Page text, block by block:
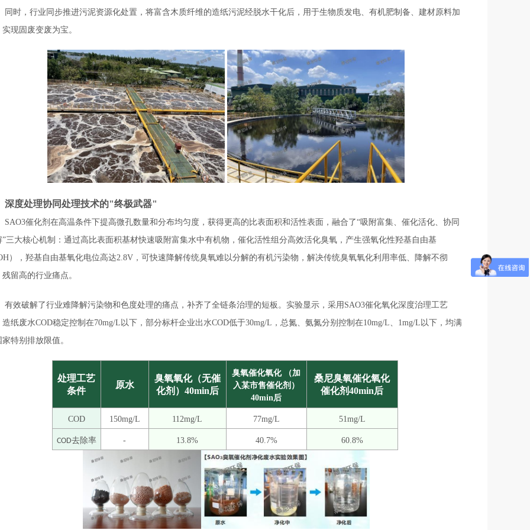
同时，行业同步推进污泥资源化处置，将富含木质纤维的造纸污泥经脱水干化后，用于生物质发电、有机肥制备、建材原料加
现固废变废为宝。
深度处理协同处理技术的"终极武器"
SAO3催化剂在高温条件下提高微孔数量和分布均匀度，获得更高的比表面积和活性表面，融合了“吸附富集、催化活化、协同
”三大核心机制：通过高比表面积基材快速吸附富集水中有机物，催化活性组分高效活化臭氧，产生强氧化性羟基自由基
），羟基自由基氧化电位高达2.8V，可快速降解传统臭氧难以分解的有机污染物，解决传统臭氧氧化利用率低、降解不彻
残留高的行业痛点。
有效破解了行业难降解污染物和色度处理的痛点，补齐了全链条治理的短板。实验显示，采用SAO3催化氧化深度治理工艺
造纸废水COD稳定控制在70mg/L以下，部分标杆企业出水COD低于30mg/L，总氮、氨氮分别控制在10mg/L、1mg/L以下，均满
家特别排放限值。
处理工艺
条件
原水
臭氧氧化（无催
化剂）40min后
臭氧催化氧化
（加
入某市售催化剂）
40min后
桑尼臭氧催化氧化
催化剂40min后
COD 150mg/L 112mg/L 77mg/L 51mg/L
COD去除率 - 13.8% 40.7% 60.8%